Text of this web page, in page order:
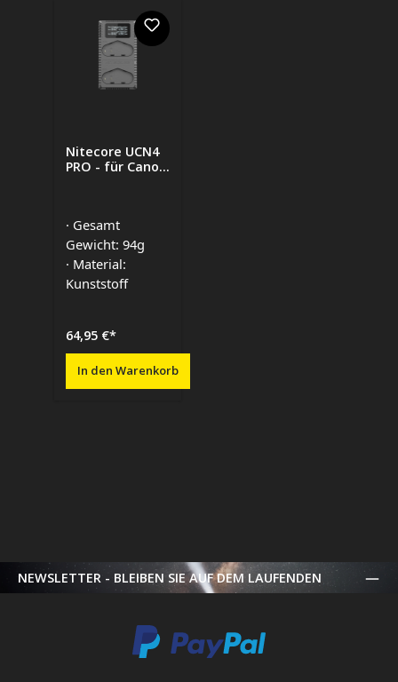
Nitecore UCN4
PRO - für Canon
· Gesamt
Gewicht: 94g
· Material:
Kunststoff
64,95 €*
In den Warenkorb
NEWSLETTER - BLEIBEN SIE AUF DEM LAUFENDEN